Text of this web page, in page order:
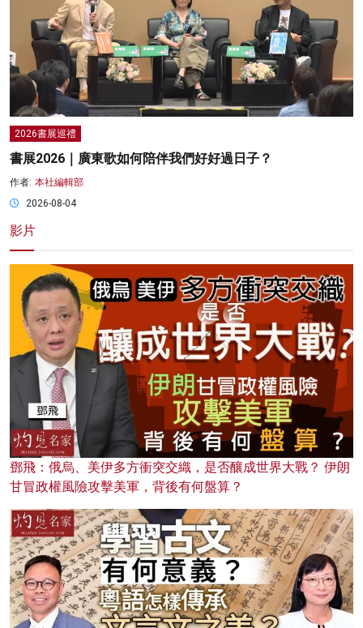
2026書展巡禮
書展2026｜廣東歌如何陪伴我們好好過日子？
作者: 本社編輯部
2026-08-04
影片
鄧飛：俄烏、美伊多方衝突交織，是否釀成世界大戰？ 伊朗
甘冒政權風險攻擊美軍，背後有何盤算？